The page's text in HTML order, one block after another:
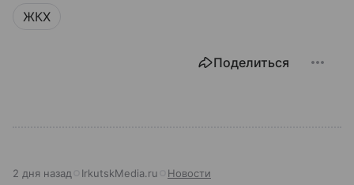
ЖКХ
Поделиться
2 дня назад IrkutskMedia.ru Новости